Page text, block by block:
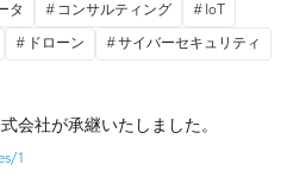
タ コンサルティング
IoT
ドローン
サイバーセキュリティ
会社が承継いたしました。
1